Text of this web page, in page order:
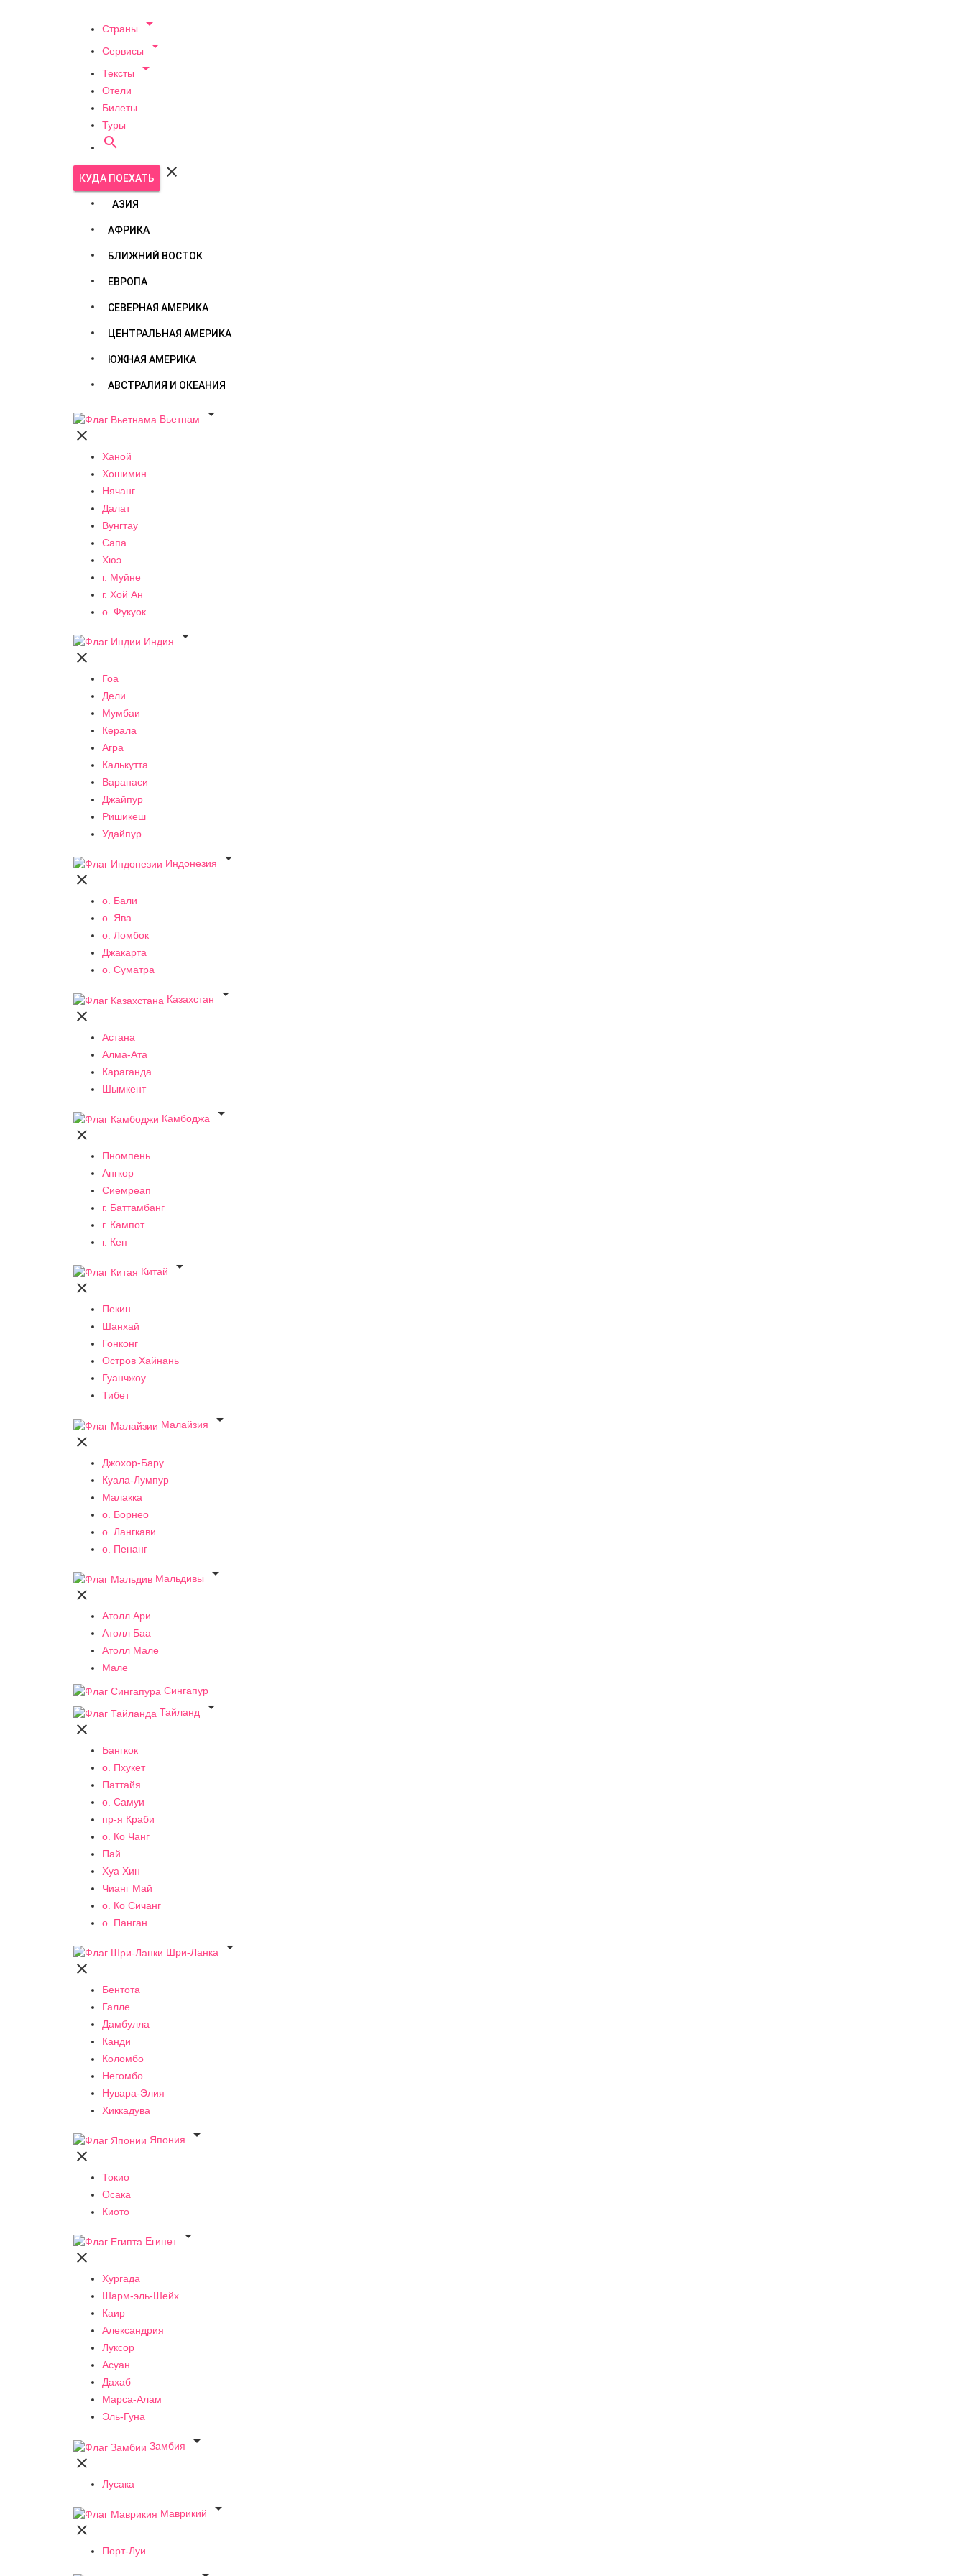
Страны 
Сервисы 
Тексты 
Отели
Билеты
Туры

КУДА ПОЕХАТЬ 
АЗИЯ
АФРИКА
БЛИЖНИЙ ВОСТОК
ЕВРОПА
СЕВЕРНАЯ АМЕРИКА
ЦЕНТРАЛЬНАЯ АМЕРИКА
ЮЖНАЯ АМЕРИКА
АВСТРАЛИЯ И ОКЕАНИЯ
Вьетнам


Ханой
Хошимин
Нячанг
Далат
Вунгтау
Сапа
Хюэ
г. Муйне
г. Хой Ан
о. Фукуок
Индия


Гоа
Дели
Мумбаи
Керала
Агра
Калькутта
Варанаси
Джайпур
Ришикеш
Удайпур
Индонезия


о. Бали
о. Ява
о. Ломбок
Джакарта
о. Суматра
Казахстан


Астана
Алма-Ата
Караганда
Шымкент
Камбоджа


Пномпень
Ангкор
Сиемреап
г. Баттамбанг
г. Кампот
г. Кеп
Китай


Пекин
Шанхай
Гонконг
Остров Хайнань
Гуанчжоу
Тибет
Малайзия


Джохор-Бару
Куала-Лумпур
Малакка
о. Борнео
о. Лангкави
о. Пенанг
Мальдивы


Атолл Ари
Атолл Баа
Атолл Мале
Мале
Сингапур
Тайланд


Бангкок
о. Пхукет
Паттайя
о. Самуи
пр-я Краби
о. Ко Чанг
Пай
Хуа Хин
Чианг Май
о. Ко Сичанг
о. Панган
Шри-Ланка


Бентота
Галле
Дамбулла
Канди
Коломбо
Негомбо
Нувара-Элия
Хиккадува
Япония


Токио
Осака
Киото
Египет


Хургада
Шарм-эль-Шейх
Каир
Александрия
Луксор
Асуан
Дахаб
Марса-Алам
Эль-Гуна
Замбия


Лусака
Маврикий


Порт-Луи